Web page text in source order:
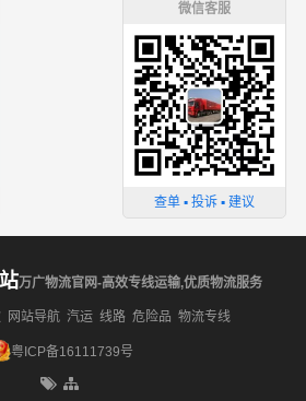
微信客服
查单 ▪ 投诉 ▪ 建议
万广物流官网-高效专线运输,优质物流服务
网站导航 汽运 线路 危险品 物流专线
粤ICP备16111739号